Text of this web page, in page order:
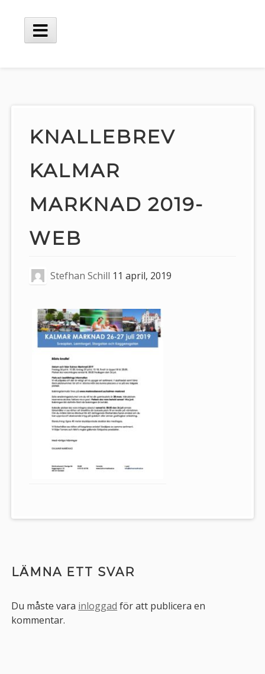
innehåll
Huvudmeny
KNALLEBREV
KALMAR
MARKNAD 2019-
WEB
Stefhan Schill 11 april, 2019
LÄMNA ETT SVAR
Du måste vara inloggad för att publicera en
kommentar.